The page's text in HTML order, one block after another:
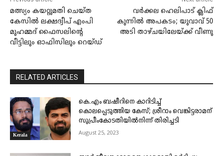
മത്സ്യം കയറ്റുമതി ചെയ്ത
കേസിൽ ലക്ഷദ്വീപ് എംപി
മുഹമ്മദ് ഫൈസലിന്റെ
വീട്ടിലും ഓഫിസിലും റെയ്ഡ്
വർക്കല ഹെലിപാട് ക്ലിഫ്
കുന്നിൽ അപകടം; യുവാവ് 50
അടി താഴ്ചയിലേയ്ക്ക് വീണു
RELATED ARTICLES
Kerala
കെ.എം ബഷീറിനെ കാറിടിച്ച്
കൊലപ്പെടുത്തിയ കേസ്; ശ്രീറാം വെങ്കിട്ടരാമന്
സുപ്രീംകോടതിയിൽനിന്ന് തിരിച്ചടി
August 25, 2023